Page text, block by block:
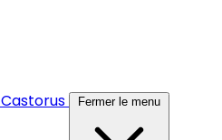
Castorus Fermer le menu